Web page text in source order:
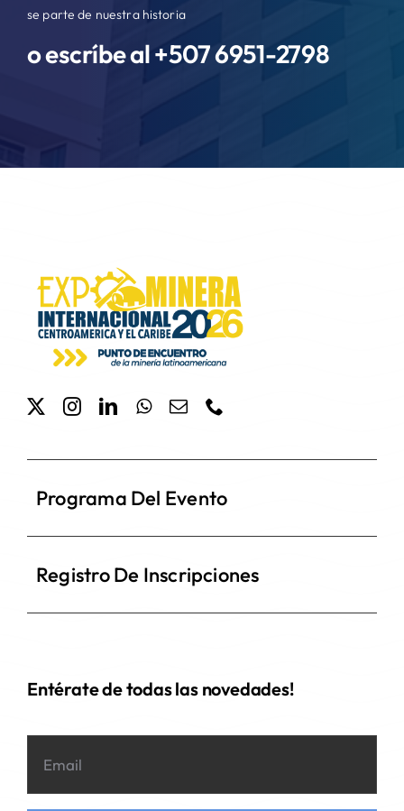
se parte de nuestra historia
o escríbe al +5076951-2798
Programa Del Evento
Registro De Inscripciones
Entérate de todas las novedades!